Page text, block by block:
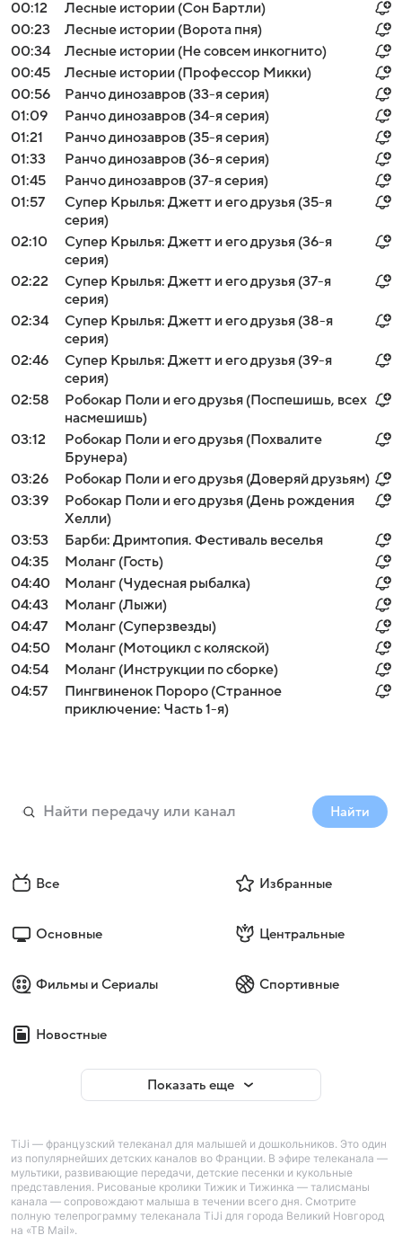
00:12
Лесные истории (Сон Бартли)
00:23
Лесные истории (Ворота пня)
00:34
Лесные истории (Не совсем инкогнито)
00:45
Лесные истории (Профессор Микки)
00:56
Ранчо динозавров (33-я серия)
01:09
Ранчо динозавров (34-я серия)
01:21
Ранчо динозавров (35-я серия)
01:33
Ранчо динозавров (36-я серия)
01:45
Ранчо динозавров (37-я серия)
01:57
Супер Крылья: Джетт и его друзья (35-я
серия)
02:10
Супер Крылья: Джетт и его друзья (36-я
серия)
02:22
Супер Крылья: Джетт и его друзья (37-я
серия)
02:34
Супер Крылья: Джетт и его друзья (38-я
серия)
02:46
Супер Крылья: Джетт и его друзья (39-я
серия)
02:58
Робокар Поли и его друзья (Поспешишь, всех
насмешишь)
03:12
Робокар Поли и его друзья (Похвалите
Брунера)
03:26
Робокар Поли и его друзья (Доверяй друзьям)
03:39
Робокар Поли и его друзья (День рождения
Хелли)
03:53
Барби: Дримтопия. Фестиваль веселья
04:35
Моланг (Гость)
04:40
Моланг (Чудесная рыбалка)
04:43
Моланг (Лыжи)
04:47
Моланг (Суперзвезды)
04:50
Моланг (Мотоцикл с коляской)
04:54
Моланг (Инструкции по сборке)
04:57
Пингвиненок Пороро (Странное
приключение: Часть 1-я)
Найти
Все Избранные
Основные Центральные
Фильмы и Сериалы Спортивные
Новостные
Показать еще
TiJi — французский телеканал для малышей и дошкольников. Это один
из популярнейших детских каналов во Франции. В эфире телеканала —
мультики, развивающие передачи, детские песенки и кукольные
представления. Рисованые кролики Тижик и Тижинка — талисманы
канала — сопровождают малыша в течении всего дня. Смотрите
полную телепрограмму телеканала TiJi для города Великий Новгород
на «ТВ Mail».